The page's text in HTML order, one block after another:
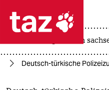
 taz
taz zahl
landtagswahl in
Deutsch-türkische